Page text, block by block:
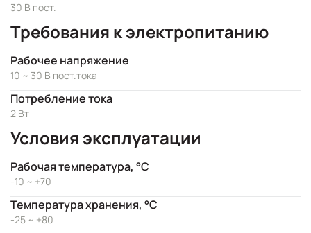
30 В пост.
Требования к электропитанию
Рабочее напряжение
10 ~ 30 В пост.тока
Потребление тока
2 Вт
Условия эксплуатации
Рабочая температура, °C
-10 ~ +70
Температура хранения, °C
-25 ~ +80